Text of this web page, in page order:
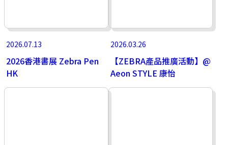
2026.07.13
2026香港書展 Zebra Pen
HK
2026.03.26
【ZEBRA產品推廣活動】@
Aeon STYLE 康怡